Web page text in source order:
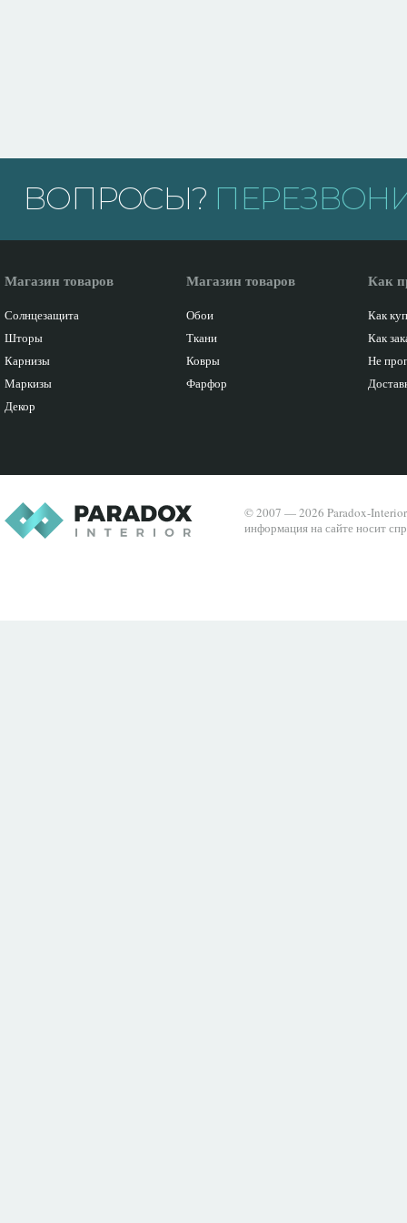
ВОПРОСЫ?
Магазин товаров
Солнцезащита
Шторы
Карнизы
Маркизы
Декор
Магазин товаров
Обои
Ткани
Ковры
Фарфор
Как
Как
Как
Не
© 2007 — 2026 Paradox-
информация на сайте носит